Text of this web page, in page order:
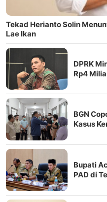
Tekad Herianto Solin
Lae Ikan
DPRK
Rp4
BGN
Kasus
Bupati
PAD di